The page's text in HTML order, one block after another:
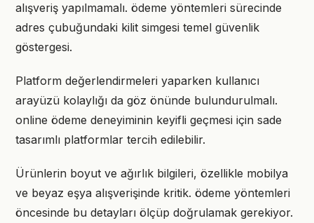
alışveriş yapılmamalı. ödeme yöntemleri sürecinde
adres çubuğundaki kilit simgesi temel güvenlik
göstergesi.
Platform değerlendirmeleri yaparken kullanıcı
arayüzü kolaylığı da göz önünde bulundurulmalı.
online ödeme deneyiminin keyifli geçmesi için sade
tasarımlı platformlar tercih edilebilir.
Ürünlerin boyut ve ağırlık bilgileri, özellikle mobilya
ve beyaz eşya alışverişinde kritik. ödeme yöntemleri
öncesinde bu detayları ölçüp doğrulamak gerekiyor.